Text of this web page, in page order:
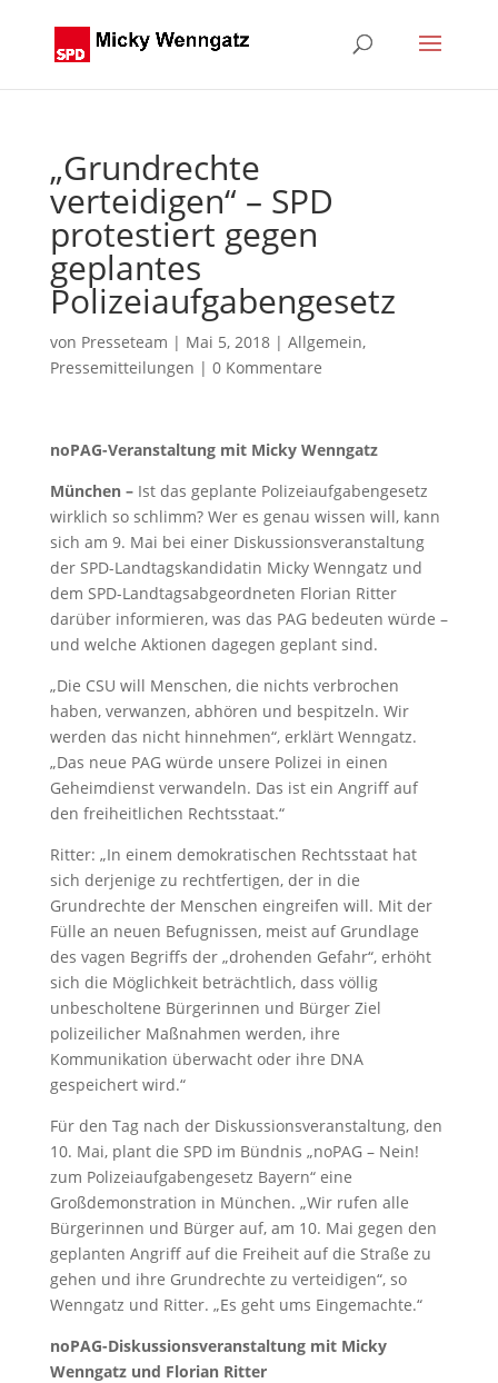
„Grundrechte
verteidigen“ – SPD
protestiert gegen
geplantes
Polizeiaufgabengesetz
von Presseteam | Mai 5, 2018| Allgemein,
Pressemitteilungen | 0 Kommentare
noPAG-Veranstaltung mit Micky Wenngatz
München –Ist das geplante Polizeiaufgabengesetz
wirklich so schlimm? Wer es genau wissen will, kann
sich am 9. Mai bei einer Diskussionsveranstaltung
der SPD-Landtagskandidatin Micky Wenngatz und
dem SPD-Landtagsabgeordneten Florian Ritter
darüber informieren, was das PAG bedeuten würde –
und welche Aktionen dagegen geplant sind.
„Die CSU will Menschen, die nichts verbrochen
haben, verwanzen, abhören und bespitzeln. Wir
werden das nicht hinnehmen“, erklärt Wenngatz.
„Das neue PAG würde unsere Polizei in einen
Geheimdienst verwandeln. Das ist ein Angriff auf
den freiheitlichen Rechtsstaat.“
Ritter: „In einem demokratischen Rechtsstaat hat
sich derjenige zu rechtfertigen, der in die
Grundrechte der Menschen eingreifen will. Mit der
Fülle an neuen Befugnissen, meist auf Grundlage
des vagen Begriffs der „drohenden Gefahr“, erhöht
sich die Möglichkeit beträchtlich, dass völlig
unbescholtene Bürgerinnen und Bürger Ziel
polizeilicher Maßnahmen werden, ihre
Kommunikation überwacht oder ihre DNA
gespeichert wird.“
Für den Tag nach der Diskussionsveranstaltung, den
10. Mai, plant die SPD im Bündnis „noPAG – Nein!
zum Polizeiaufgabengesetz Bayern“ eine
Großdemonstration in München. „Wir rufen alle
Bürgerinnen und Bürger auf, am 10. Mai gegen den
geplanten Angriff auf die Freiheit auf die Straße zu
gehen und ihre Grundrechte zu verteidigen“, so
Wenngatz und Ritter. „Es geht ums Eingemachte.“
noPAG-Diskussionsveranstaltung mit Micky
Wenngatz und Florian Ritter